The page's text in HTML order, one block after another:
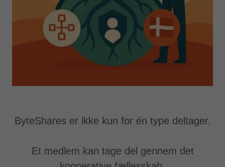
ByteShares er ikke kun for én type deltager.
Et medlem kan tage del gennem det